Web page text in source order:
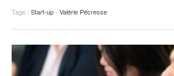
Tags : Start-up- Valérie Pécresse